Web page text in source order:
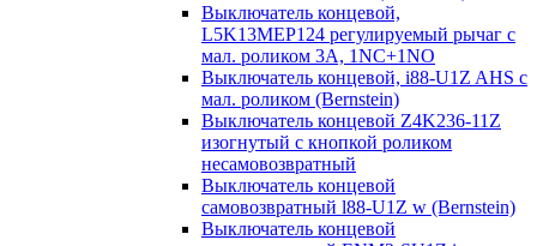
Выключатель концевой,
L5K13MEP124 регулируемый рычаг с
мал. роликом 3А, 1NC+1NO
Выключатель концевой, i88-U1Z AHS с
мал. роликом (Bernstein)
Выключатель концевой Z4K236-11Z
изогнутый с кнопкой роликом
несамовозвратный
Выключатель концевой
самовозвратный l88-U1Z w (Bernstein)
Выключатель концевой